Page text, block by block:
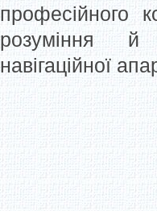
професійного
розуміння й
навігаційної